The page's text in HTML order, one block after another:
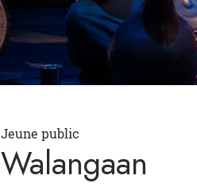
Jeune public
Walangaan